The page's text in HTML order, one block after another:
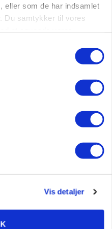
eller som de har indsamlet
Du samtykker til vores
Vis detaljer
men smider